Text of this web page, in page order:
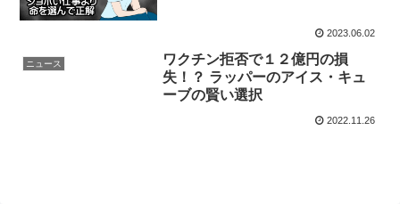
2023.06.02
ニュース
ワクチン拒否で１２億円の損
失！？ ラッパーのアイス・キュ
ーブの賢い選択
2022.11.26